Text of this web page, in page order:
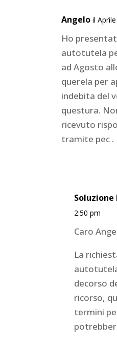
Angelo il
Ho
autotutela
ad Agosto
querela per
indebita del
questura.
ricevuto
tramite pec .
2:50 pm
Caro
La
decorso
ricorso,
termini